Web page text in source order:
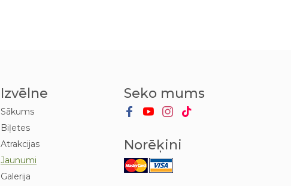
Izvēlne
Sākums
Biļetes
Atrakcijas
Jaunumi
Galerija
Seko mums
Norēķini